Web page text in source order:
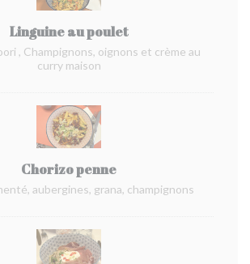
Linguine au poulet
, Champignons, oignons et crème au
curry maison
Chorizo penne
aubergines, grana, champignons